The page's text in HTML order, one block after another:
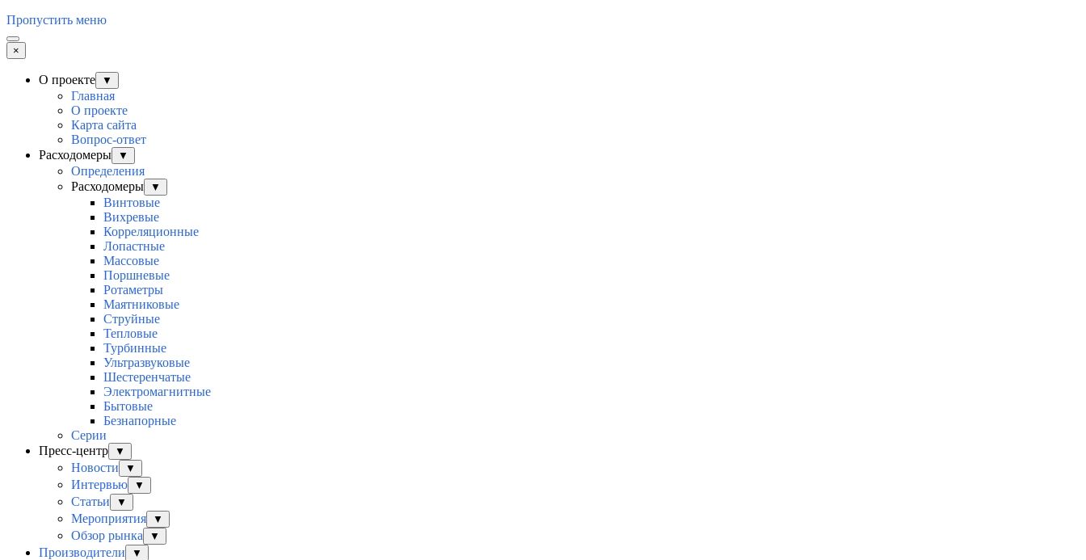
Пропустить меню
×
О проекте ▼
Главная
О проекте
Карта сайта
Вопрос-ответ
Расходомеры
▼
Определения
Расходомеры
▼
Винтовые
Вихревые
Корреляционные
Лопастные
Массовые
Поршневые
Ротаметры
Маятниковые
Струйные
Тепловые
Турбинные
Ультразвуковые
Шестеренчатые
Электромагнитные
Бытовые
Безнапорные
Серии
Пресс-центр
▼
Новости ▼
Интервью ▼
Статьи ▼
Мероприятия ▼
Обзор рынка ▼
Производители ▼